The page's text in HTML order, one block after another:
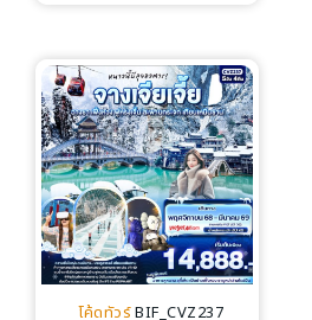
โค้ดทัวร์ BIF_CVZ237